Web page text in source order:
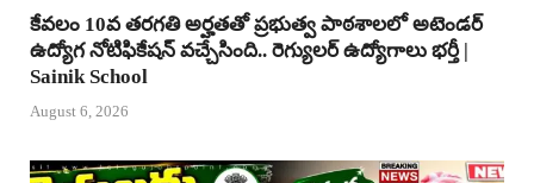
కేవలం 10వ తరగతి అర్హతతో ప్రభుత్వ పాఠశాలలో అటెండర్
ఉద్యోగ నోటిఫికేషన్ వచ్చేసింది.. రెగ్యులర్ ఉద్యోగాలు భర్తీ |
Sainik School
August 6, 2026